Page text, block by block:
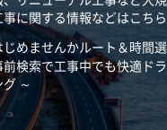
事に関する情報などはこち
じめませんかルート＆時間
前検索で工事中でも快適ド
～